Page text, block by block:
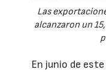
Las
alcanzaron un
En junio de